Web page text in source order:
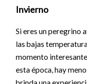
Invierno
Si eres un peregrino
las bajas
momento
esta época, hay